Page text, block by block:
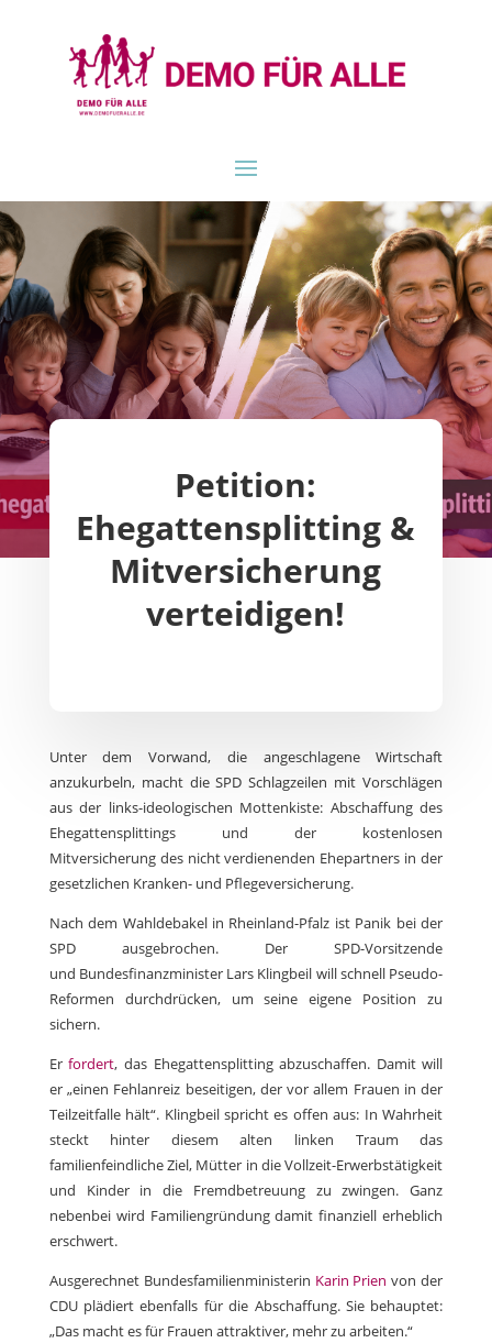
Petition:
Ehegattensplitting &
Mitversicherung
verteidigen!
Unter dem Vorwand, die angeschlagene Wirtschaft
anzukurbeln, macht die SPD Schlagzeilen mit Vorschlägen
aus der links-ideologischen Mottenkiste: Abschaffung des
Ehegattensplittings und der kostenlosen
Mitversicherung des nicht verdienenden Ehepartners in der
gesetzlichen Kranken- und Pflegeversicherung.
Nach dem Wahldebakel in Rheinland-Pfalz ist Panik bei der
SPD ausgebrochen. Der SPD-Vorsitzende
und Bundesfinanzminister Lars Klingbeil will schnell Pseudo-
Reformen durchdrücken, um seine eigene Position zu
sichern.
Erfordert, das Ehegattensplitting abzuschaffen. Damit will
er „einen Fehlanreiz beseitigen, der vor allem Frauen in der
Teilzeitfalle hält“. Klingbeil spricht es offen aus: In Wahrheit
steckt hinter diesem alten linken Traum das
familienfeindliche Ziel, Mütter in die Vollzeit-Erwerbstätigkeit
und Kinder in die Fremdbetreuung zu zwingen. Ganz
nebenbei wird Familiengründung damit finanziell erheblich
erschwert.
Ausgerechnet Bundesfamilienministerin Karin Prien von der
CDU plädiert ebenfalls für die Abschaffung. Sie behauptet:
„Das macht es für Frauen attraktiver, mehr zu arbeiten.“